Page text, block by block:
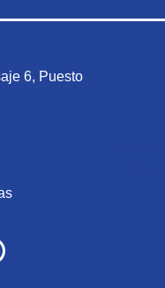
6, Puesto